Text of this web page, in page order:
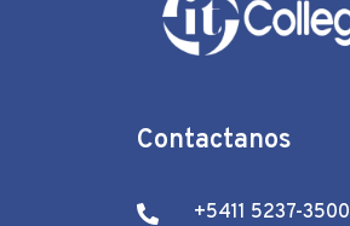
Contactanos
 +5411 5237-3500